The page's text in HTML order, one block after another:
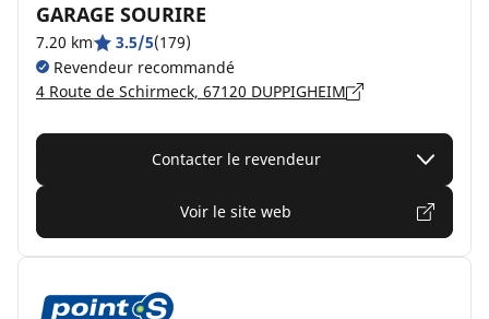
GARAGE SOURIRE
7.20 km 3.5/5(179)
Revendeur recommandé
4 Route de Schirmeck, 67120 DUPPIGHEIM
Contacter le revendeur
Voir le site web